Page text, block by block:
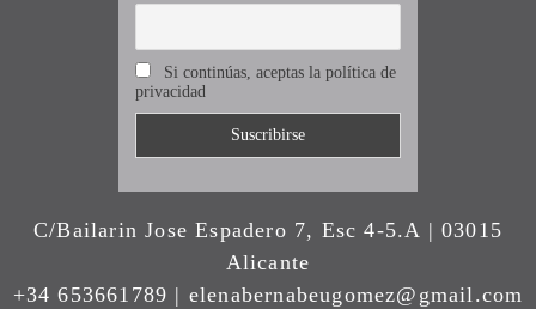
Si continúas, aceptas la política de
privacidad
C/Bailarin Jose Espadero 7, Esc 4-5.A | 03015
Alicante
+34 653661789 | elenabernabeugomez@gmail.com